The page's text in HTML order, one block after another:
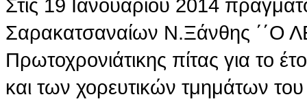
Στις 19 Ιανουαρίου 2014
Σαρακατσαναίων Ν.Ξάνθης ΄΄Ο
Πρωτοχρονιάτικης πίτας για το
και των χορευτικών τμημάτων